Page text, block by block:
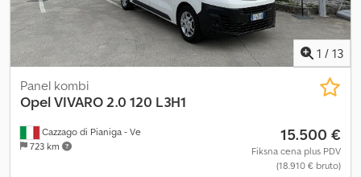
1 / 13
Cazzago di Pianiga - Ve
723 km
Panel kombi
OpelVIVARO 2.0 120 L3H1
15.500 €
Fiksna cena plus PDV
(18.910 € bruto)